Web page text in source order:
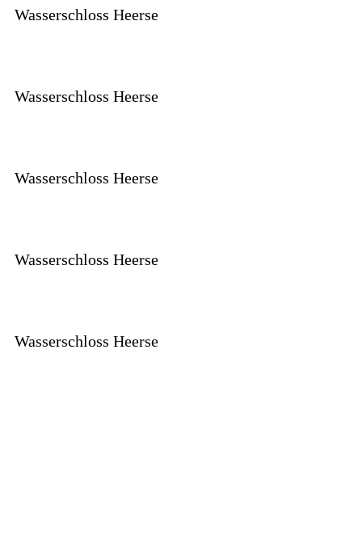
Wasserschloss Heerse
Wasserschloss Heerse
Wasserschloss Heerse
Wasserschloss Heerse
Wasserschloss Heerse